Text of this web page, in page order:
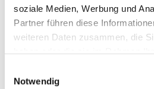
soziale Medien, Werbung und
Partner führen diese
weiteren Daten zusammen, die
haben oder die sie im Rahmen
Notwendig
AUDI A6 Avant (4F5) 3.0
quattro
AUDI A6 Avant (4F5) 3.0
TDI quattro
AUDI A6 Avant (4F5) 3.2